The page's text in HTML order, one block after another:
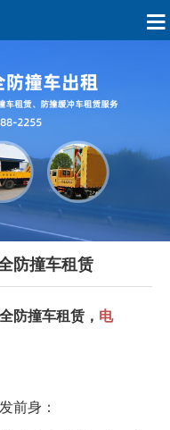
防撞车租赁
撞车租赁， 电
前身：